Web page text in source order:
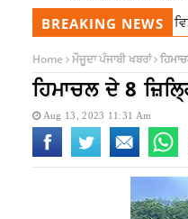
BREAKING NEWS
ਦਾ ਬੁਲਾਇਆ ਗਿਆ ਵਿਸ਼ੇਸ਼ ਸੈਸ਼ਨ,
Home ਮੌਜੂਦਾ ਪੰਜਾਬੀ ਖਬਰਾਂ
ਹਿਮਾਚਲ ਦੇ 8
Aug 13, 2023 11:31 Am